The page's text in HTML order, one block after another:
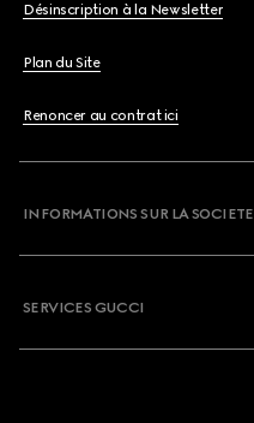
Désinscription à la Newsletter
Plan du Site
Renoncer au contrat ici
INFORMATIONS SUR LA SOCIETE
SERVICES GUCCI